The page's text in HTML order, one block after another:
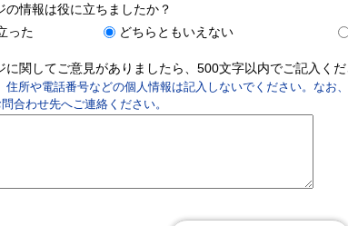
の情報は役に立ちましたか？
った
どちらともいえない
に関してご意見がありましたら、500文字以内でご記入くだ
住所や電話番号などの個人情報は記入しないでください。なお
合わせ先へご連絡ください。